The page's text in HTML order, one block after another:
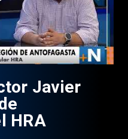
Javier
HRA